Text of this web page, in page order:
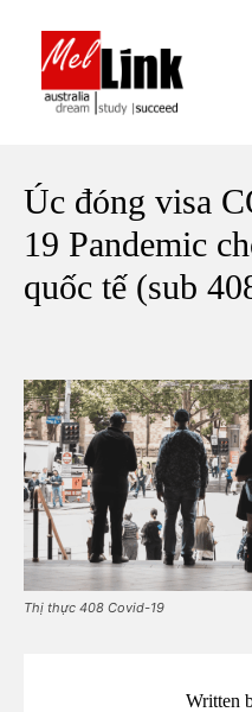
Úc đóng visa
19 Pandemic
quốc tế (sub
Thị thực 408 Covid-19
Written